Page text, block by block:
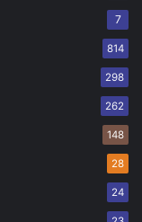
7
814
298
262
148
28
24